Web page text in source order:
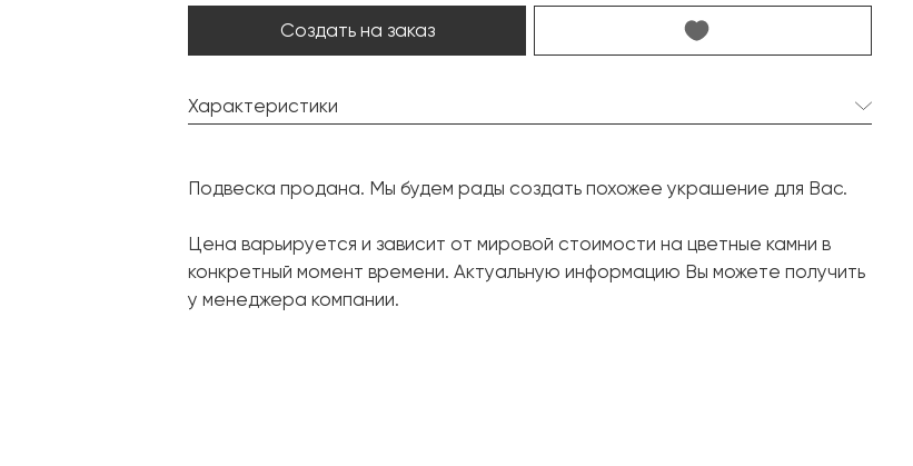
Создать на заказ
Характеристики
Форма огранки:
Октагон
Бриллиант:
9 шт. 0.65 карат.
Форма огранки:
Багет
Подвеска продана. Мы будем рады создать похожее украшение для Вас.
Цена варьируется и зависит от мировой стоимости на цветные камни в
конкретный момент времени. Актуальную информацию Вы можете получить
у менеджера компании.